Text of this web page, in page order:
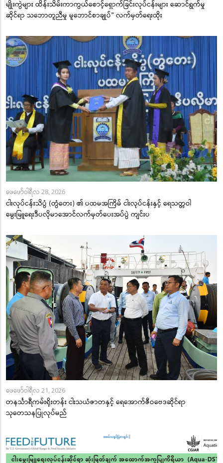
မျိုးကွဲများ ထိန်းသိမ်းကာကွယ်စောင့်ရှောက်ခြင်းလုပ်ငန်းများ ဆောင်ရွက်မှု
ဆိုင်ရာ သဘောတူညီမှု မူဘောင်စာချုပ်” လက်မှတ်ရေးထိုး
ဖေဖော်ဝါရီလ 28, 2026
ငါးလုပ်ငန်းသိပ္ပံ (တွံတေး) ၏ ပထမအကြိမ် ငါးလုပ်ငန်းနှင့် ရေသတ္တဝါ
မွေးမြူရေးဒီပလိုမာအောင်လက်မှတ်ပေးအပ်ပွဲ ကျင်းပ
ဖေဖော်ဝါရီလ 21, 2026
တနင်္သာရီကမ်းရိုးတန်း ငါးသယံဇာတနှင့် ရေအောက်ဇီဝဗေဒဆိုင်ရာ
သုတေသနပြုလုပ်မည်